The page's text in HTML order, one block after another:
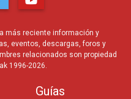
más reciente información y
eventos, descargas, foros y
relacionados son propiedad
1996-2026.
Guías